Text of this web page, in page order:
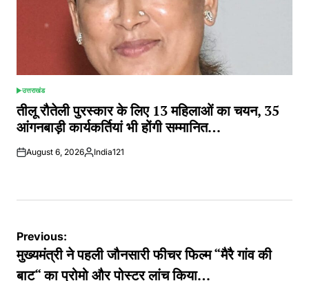
POSTED
IN
उत्तराखंड
तीलू रौतेली पुरस्कार के लिए 13 महिलाओं का चयन, 35
आंगनबाड़ी कार्यकर्तियां भी होंगी सम्मानित…
August 6, 2026Posted
India121
Post
navigation
Previous:
मुख्यमंत्री ने पहली जौनसारी फीचर फिल्म “मैरै गांव की
बाट“ का प्रोमो और पोस्टर लांच किया…